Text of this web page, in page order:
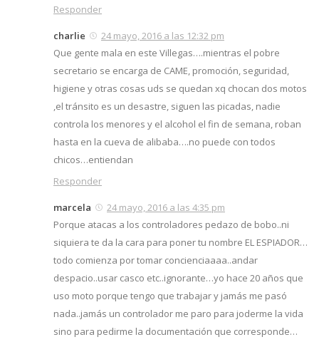
Responder
charlie
24 mayo, 2016 a las 12:32 pm
Que gente mala en este Villegas….mientras el pobre
secretario se encarga de CAME, promoción, seguridad,
higiene y otras cosas uds se quedan xq chocan dos motos
,el tránsito es un desastre, siguen las picadas, nadie
controla los menores y el alcohol el fin de semana, roban
hasta en la cueva de alibaba….no puede con todos
chicos…entiendan
Responder
marcela
24 mayo, 2016 a las 4:35 pm
Porque atacas a los controladores pedazo de bobo..ni
siquiera te da la cara para poner tu nombre EL ESPIADOR…
todo comienza por tomar concienciaaaa..andar
despacio..usar casco etc..ignorante…yo hace 20 años que
uso moto porque tengo que trabajar y jamás me pasó
nada..jamás un controlador me paro para joderme la vida
sino para pedirme la documentación que corresponde…